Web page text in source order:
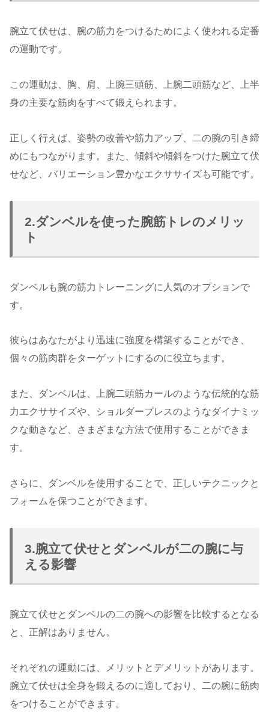
腕立て伏せは、腕の筋力をつけるためによく使われる定番
の運動です。
この運動は、胸、肩、上腕三頭筋、上腕二頭筋など、上半
身の主要な筋肉をすべて鍛えられます。
正しく行えば、姿勢の改善や筋力アップ、二の腕の引き締
めにもつながります。また、傾斜や傾斜をつけた腕立て伏
せなど、バリエーション豊かなエクササイズも可能です。
2.ダンベルを使った腕筋トレのメリッ
ト
ダンベルも腕の筋力トレーニングに人気のオプションで
す。
彼らはあなたがより迅速に強度を構築することができ、
個々の筋肉群をターゲットにするのに役立ちます。
また、ダンベルは、上腕二頭筋カールのような伝統的な筋
力エクササイズや、ショルダープレスのようなダイナミッ
クな動きなど、さまざまな方法で使用することができま
す。
さらに、ダンベルを使用することで、正しいテクニックと
フォームを保つことができます。
3.腕立て伏せとダンベルが二の腕に与
える影響
腕立て伏せとダンベルの二の腕への影響を比較するとなる
と、正解はありません。
それぞれの運動には、メリットとデメリットがあります。
腕立て伏せは全身を鍛えるのに適しており、二の腕に筋肉
をつけることができます。